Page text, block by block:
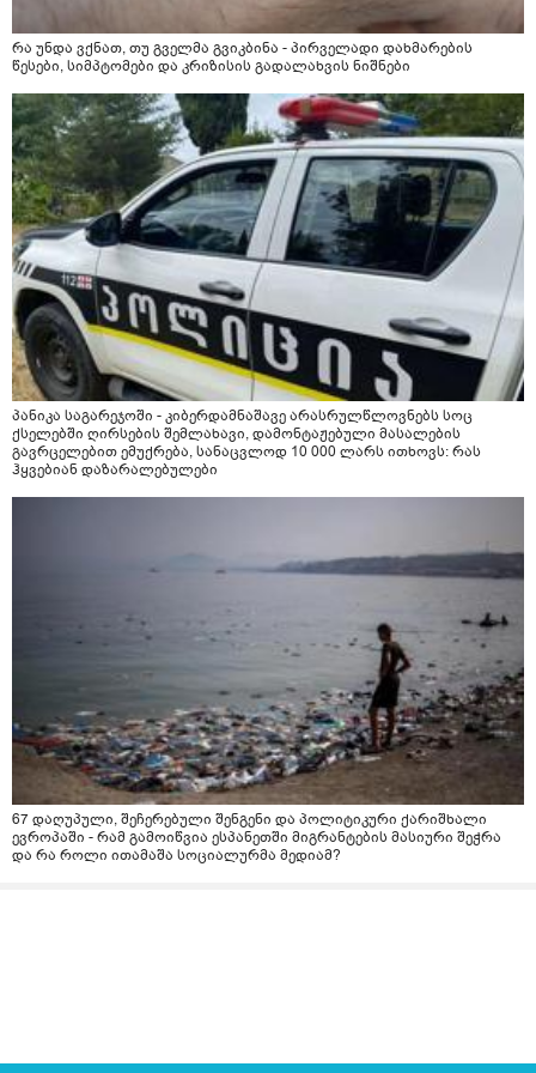
რა უნდა ვქნათ, თუ გველმა გვიკბინა - პირველადი დახმარების
წესები, სიმპტომები და კრიზისის გადალახვის ნიშნები
პანიკა საგარეჯოში - კიბერდამნაშავე არასრულწლოვნებს სოც
ქსელებში ღირსების შემლახავი, დამონტაჟებული მასალების
გავრცელებით ემუქრება, სანაცვლოდ 10 000 ლარს ითხოვს: რას
ჰყვებიან დაზარალებულები
67 დაღუპული, შეჩერებული შენგენი და პოლიტიკური ქარიშხალი
ევროპაში - რამ გამოიწვია ესპანეთში მიგრანტების მასიური შეჭრა
და რა როლი ითამაშა სოციალურმა მედიამ?